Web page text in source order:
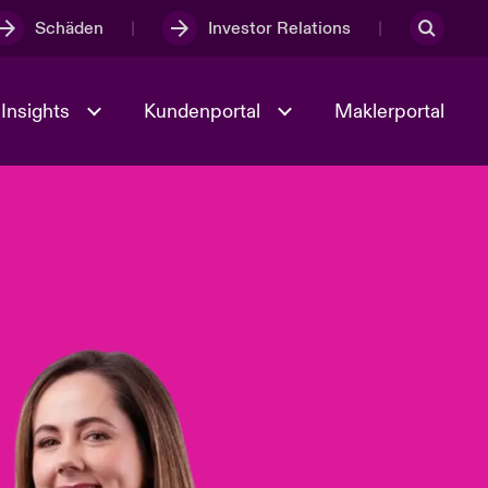
Schäden Investor Relations
Full Spectrum Cyber
Kundenportal Maklerportal